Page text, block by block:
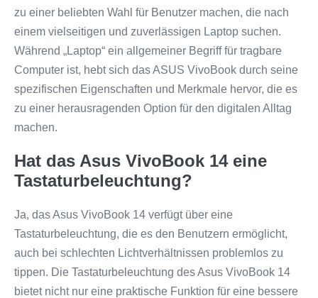
zu einer beliebten Wahl für Benutzer machen, die nach
einem vielseitigen und zuverlässigen Laptop suchen.
Während „Laptop“ ein allgemeiner Begriff für tragbare
Computer ist, hebt sich das ASUS VivoBook durch seine
spezifischen Eigenschaften und Merkmale hervor, die es
zu einer herausragenden Option für den digitalen Alltag
machen.
Hat das Asus VivoBook 14 eine
Tastaturbeleuchtung?
Ja, das Asus VivoBook 14 verfügt über eine
Tastaturbeleuchtung, die es den Benutzern ermöglicht,
auch bei schlechten Lichtverhältnissen problemlos zu
tippen. Die Tastaturbeleuchtung des Asus VivoBook 14
bietet nicht nur eine praktische Funktion für eine bessere